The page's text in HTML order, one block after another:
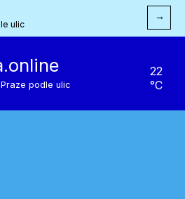
ulic
→
podle ulic
22
°C